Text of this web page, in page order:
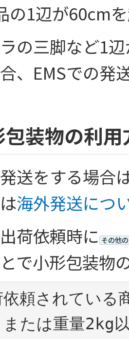
の1辺が60cm
の三脚など1
、EMSでの発
包装物の利用
送をする場合
海外発送につ
荷依頼時に その他
で小形包装物
依頼されている
または重量2kg